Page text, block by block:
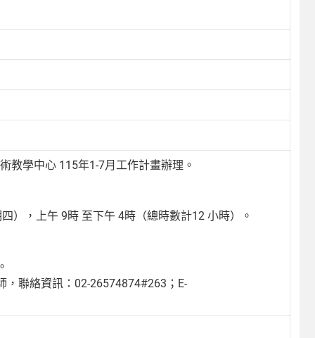
教學中心 115年1-7月工作計畫辦理。
），上午 9時 至下午 4時（總時數計12 小時）。
。
聯絡資訊：02-26574874#263；E-